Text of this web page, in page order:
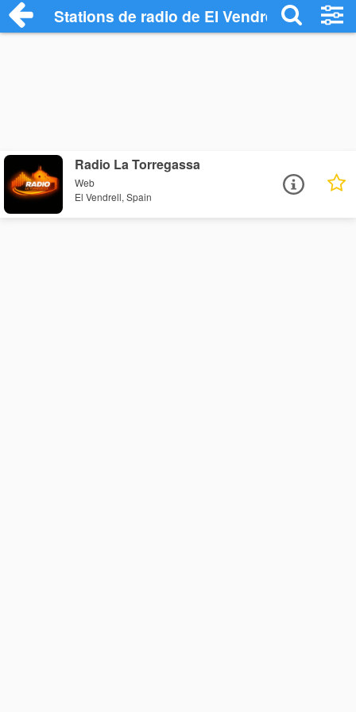
Stations de radio de El Vendrell
Radio La Torregassa
Web
El Vendrell, Spain